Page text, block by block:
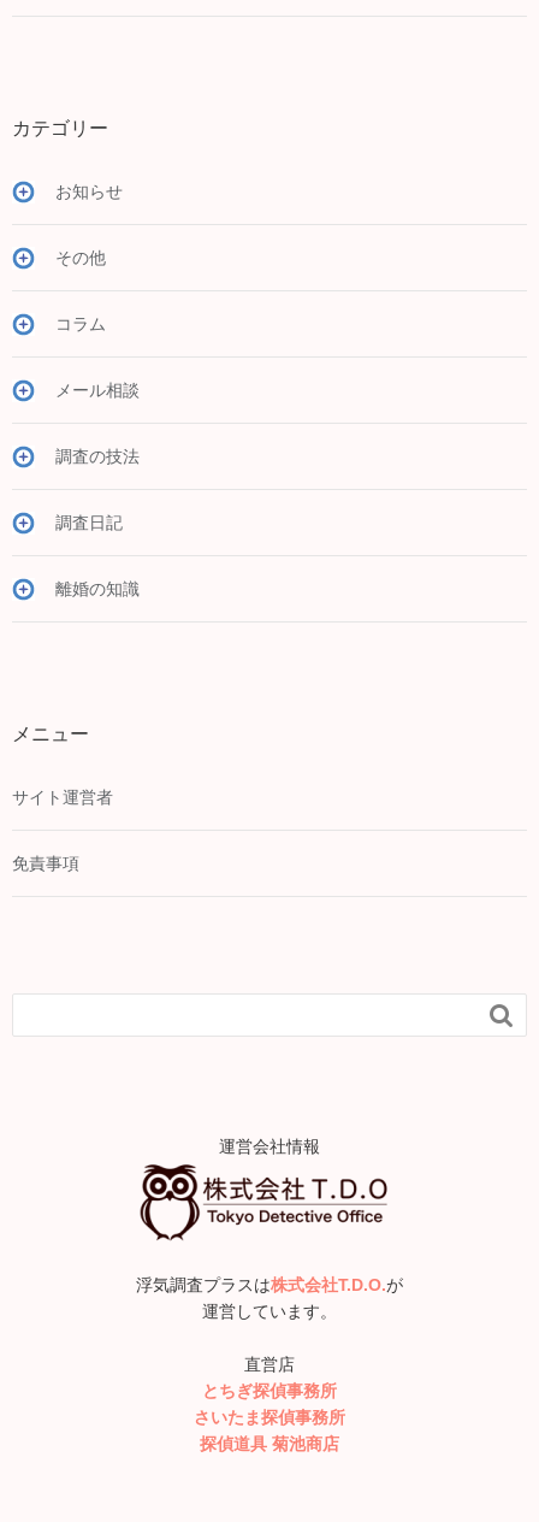
カテゴリー
お知らせ
その他
コラム
メール相談
調査の技法
調査日記
離婚の知識
メニュー
サイト運営者
免責事項

運営会社情報
浮気調査プラスは株式会社T.D.O.が
運営しています。
直営店
とちぎ探偵事務所
さいたま探偵事務所
探偵道具 菊池商店